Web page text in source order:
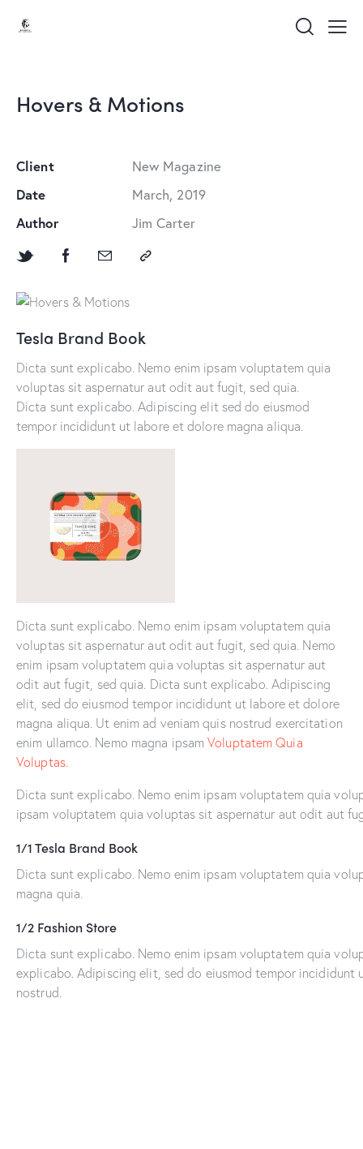
Hovers & Motions
Client
New Magazine
Date
March, 2019
Author
Jim Carter
Tesla Brand Book
Dicta sunt explicabo. Nemo enim ipsam voluptatem quia
voluptas sit aspernatur aut odit aut fugit, sed quia.
Dicta sunt explicabo. Adipiscing elit sed do eiusmod
tempor incididunt ut labore et dolore magna aliqua.
Dicta sunt explicabo. Nemo enim ipsam voluptatem quia
voluptas sit aspernatur aut odit aut fugit, sed quia. Nemo
enim ipsam voluptatem quia voluptas sit aspernatur aut
odit aut fugit, sed quia. Dicta sunt explicabo. Adipiscing
elit, sed do eiusmod tempor incididunt ut labore et dolore
magna aliqua. Ut enim ad veniam quis nostrud exercitation
enim ullamco. Nemo magna ipsamVoluptatem Quia
Voluptas.
Dicta sunt explicabo. Nemo enim ipsam voluptatem quia
ipsam voluptatem quia voluptas sit aspernatur aut odit aut
1/1 Tesla Brand Book
Dicta sunt explicabo. Nemo enim ipsam voluptatem quia
magna quia.
1/2 Fashion Store
Dicta sunt explicabo. Nemo enim ipsam voluptatem quia
explicabo. Adipiscing elit, sed do eiusmod tempor incididunt
nostrud.